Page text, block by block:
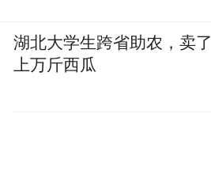
湖北大学生跨省助农，卖了
上万斤西瓜